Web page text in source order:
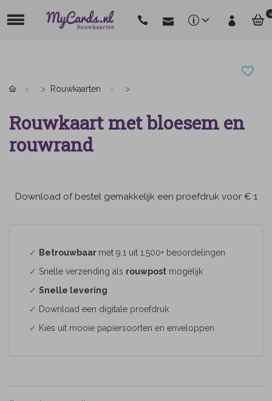
0
Rouwkaarten
Rouwkaart met bloesem en
rouwrand
Download of bestel gemakkelijk een proefdruk voor € 1
✓ Betrouwbaar met 9.1 uit 1.500+ beoordelingen
✓ Snelle verzending als rouwpost mogelijk
✓ Snelle levering
✓ Download een digitale proefdruk
✓ Kies uit mooie papiersoorten en enveloppen